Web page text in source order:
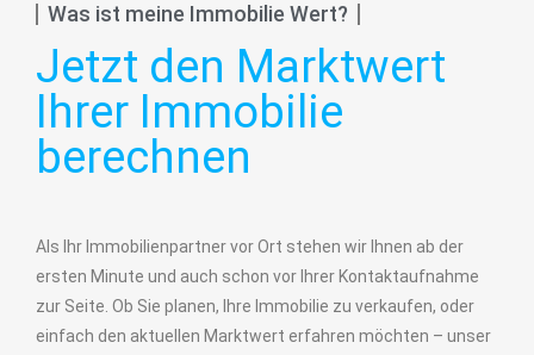
Was ist meine Immobilie Wert?
Jetzt den Marktwert
Ihrer Immobilie
berechnen
Als Ihr Immobilienpartner vor Ort stehen wir Ihnen ab der
ersten Minute und auch schon vor Ihrer Kontaktaufnahme
zur Seite. Ob Sie planen, Ihre Immobilie zu verkaufen, oder
einfach den aktuellen Marktwert erfahren möchten – unser